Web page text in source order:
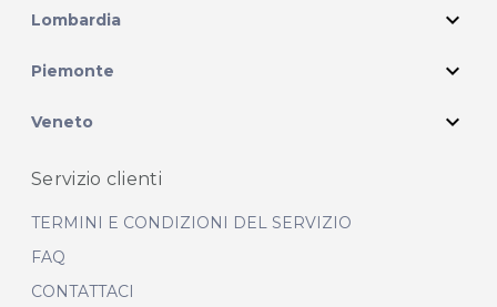
Lombardia expand_more
Piemonte expand_more
Veneto expand_more
Servizio clienti
TERMINI E CONDIZIONI DEL SERVIZIO
FAQ
CONTATTACI